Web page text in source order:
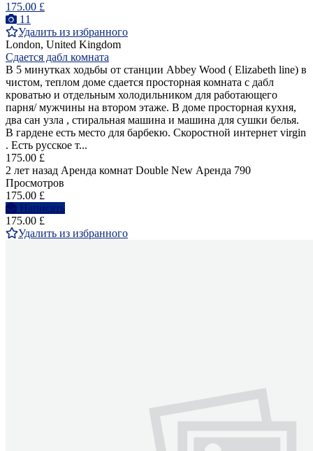
175.00 £
11
Удалить из избранного
London, United Kingdom
Сдается дабл комната
В 5 минутках ходьбы от станции Abbey Wood ( Elizabeth line) в
чистом, теплом доме сдается просторная комната с дабл
кроватью и отдельным холодильником для работающего
парня/ мужчины на втором этаже. В доме просторная кухня,
два сан узла , стиральная машина и машина для сушки белья.
В гардене есть место для барбекю. Скоростной интернет virgin
. Есть русское т...
175.00 £
2 лет назад Аренда комнат Double New Аренда 790
Просмотров
175.00 £
Написать
175.00 £
Удалить из избранного